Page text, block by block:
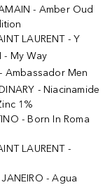
- Amber Oud
LAURENT - Y
- My Way
Ambassador Men
- Niacinamide
1%
- Born In Roma
LAURENT -
- Agua